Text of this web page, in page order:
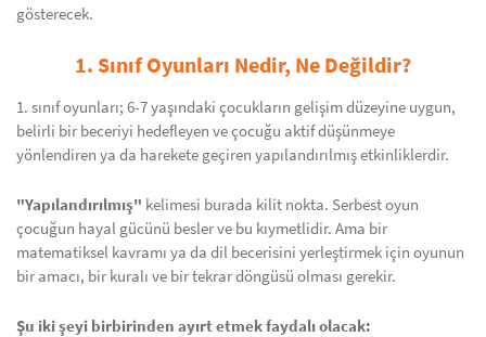
gösterecek.
1. Sınıf Oyunları Nedir, Ne Değildir?
1. sınıf oyunları; 6-7 yaşındaki çocukların gelişim düzeyine uygun,
belirli bir beceriyi hedefleyen ve çocuğu aktif düşünmeye
yönlendiren ya da harekete geçiren yapılandırılmış etkinliklerdir.
"Yapılandırılmış" kelimesi burada kilit nokta. Serbest oyun
çocuğun hayal gücünü besler ve bu kıymetlidir. Ama bir
matematiksel kavramı ya da dil becerisini yerleştirmek için oyunun
bir amacı, bir kuralı ve bir tekrar döngüsü olması gerekir.
Şu iki şeyi birbirinden ayırt etmek faydalı olacak: